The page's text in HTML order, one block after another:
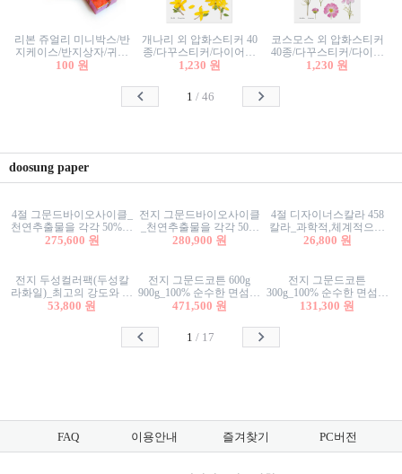
리본 쥬얼리 미니박스/반
지케이스/반지상자/귀걸
이상자/귀걸이박스/악세
100 원
개나리 외 압화스티커 40
종/다꾸스티커/다이어리
꾸미기/꽃스티커/자연물
1,230 원
코스모스 외 압화스티커
40종/다꾸스티커/다이어
리꾸미기/꽃스티커/자연
1,230 원
1 /46
doosung paper
4절 그문드바이오사이클_
천연추출물을 각각 50%이
상 함유한 친환경그래픽
275,600 원
전지 그문드바이오사이클
_천연추출물을 각각 50%
이상 함유한 친환경그래
280,900 원
4절 디자이너스칼라 458
칼라_과학적,체계적으로
분류된 200색을 갖춘 색지
26,800 원
전지 두성컬러팩(두성칼
라화일)_최고의 강도와 평
활성을 지닌 다양한 컬러
53,800 원
전지 그문드코튼 600g
900g_100% 순수한 면섬유
로 만든 친환경프리미엄
471,500 원
전지 그문드코튼
300g_100% 순수한 면섬유
로 만든 친환경프리미엄
131,300 원
1 / 17
FAQ 이용안내 즐겨찾기 PC버전